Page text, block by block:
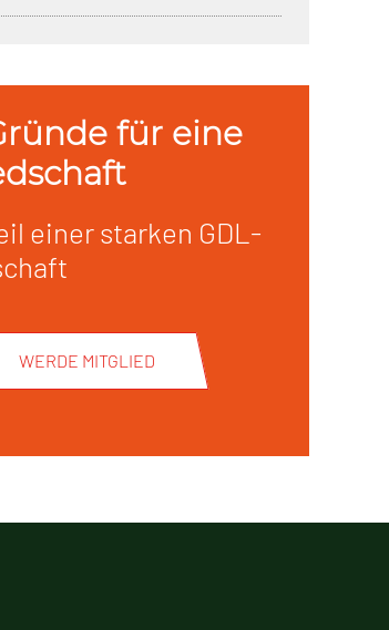
für eine
einer starken GDL-
WERDE MITGLIED